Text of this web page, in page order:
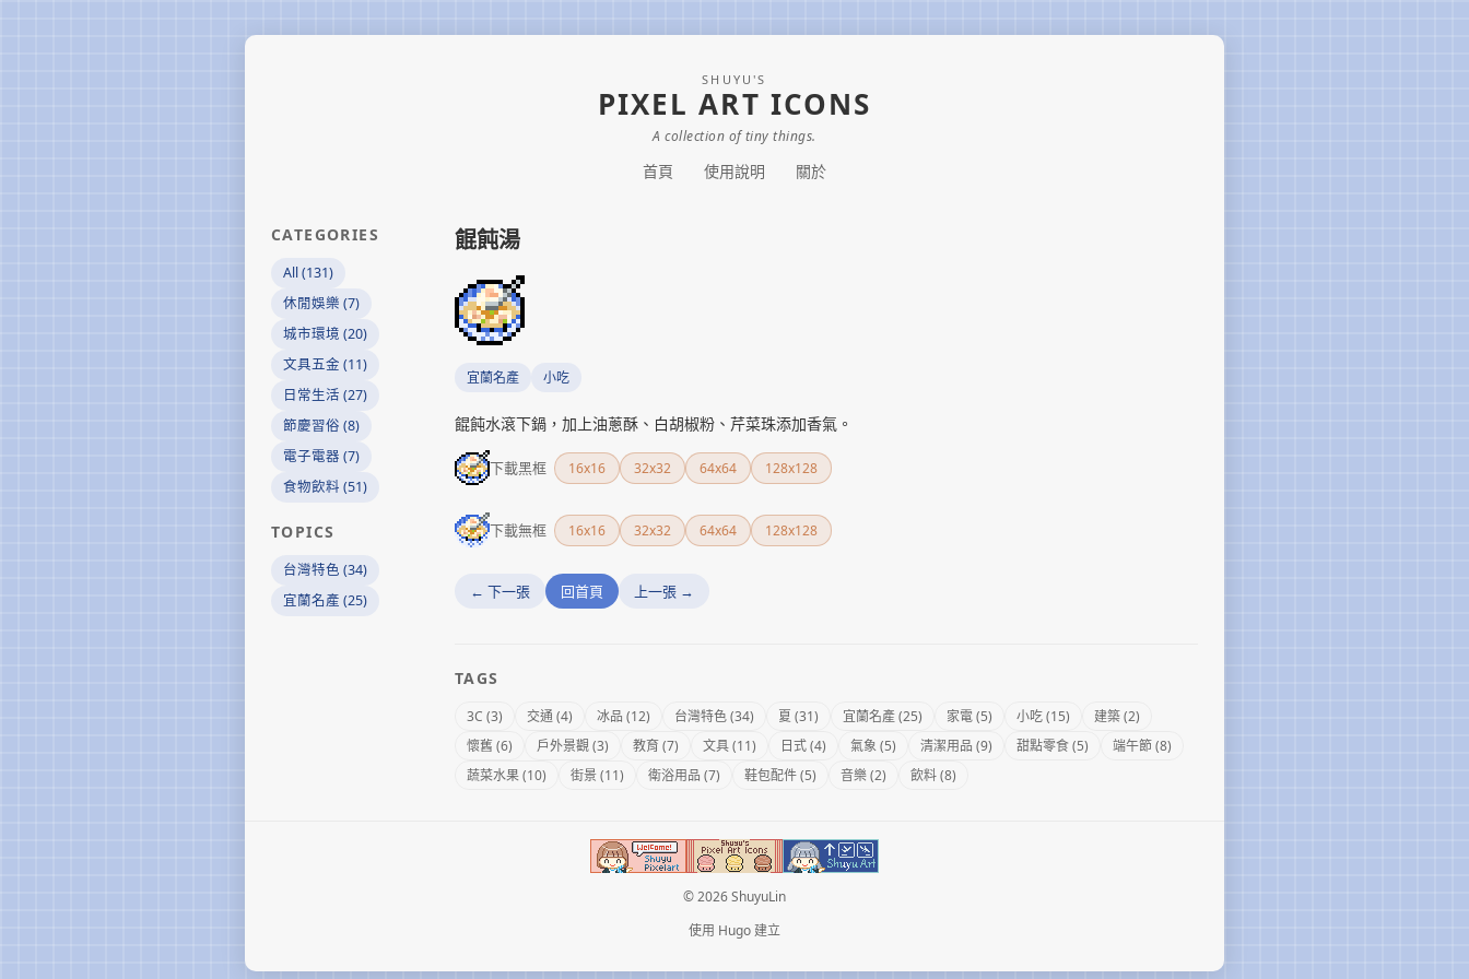
SHUYU'S
PIXEL ART ICONS
A collection of tiny things.
首頁 使用說明 關於
CATEGORIES
All (131)
休閒娛樂 (7)
城市環境 (20)
文具五金 (11)
日常生活 (27)
節慶習俗 (8)
電子電器 (7)
食物飲料 (51)
TOPICS
台灣特色 (34)
宜蘭名產 (25)
餛飩湯
宜蘭名產 小吃
餛飩水滾下鍋，加上油蔥酥、白胡椒粉、芹菜珠添加香氣。
下載黑框 16x16 32x32 64x64 128x128
下載無框 16x16 32x32 64x64 128x128
← 下一張 回首頁 上一張 →
TAGS
3C (3) 交通 (4) 冰品 (12) 台灣特色 (34) 夏 (31) 宜蘭名產 (25) 家電 (5) 小吃 (15)
建築 (2)
懷舊 (6)
戶外景觀 (3) 教育 (7) 文具 (11) 日式 (4) 氣象 (5) 清潔用品 (9) 甜點零食 (5)
端午節 (8)
蔬菜水果 (10)
街景 (11) 衛浴用品 (7) 鞋包配件 (5) 音樂 (2) 飲料 (8)
© 2026 ShuyuLin
使用 Hugo建立